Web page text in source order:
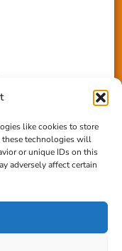
like cookies to store
these technologies will
or unique IDs on this
adversely affect certain
7/24